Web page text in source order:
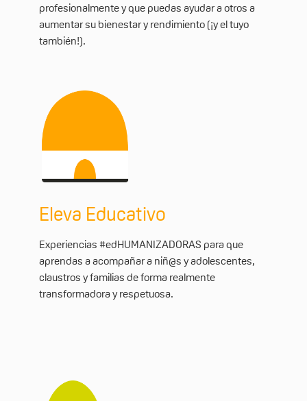
profesionalmente y que puedas ayudar a otros a
aumentar su bienestar y rendimiento (¡y el tuyo
también!).
Eleva Educativo
Experiencias #edHUMANIZADORAS para que
aprendas a acompañar a niñ@s y adolescentes,
claustros y familias de forma realmente
transformadora y respetuosa.